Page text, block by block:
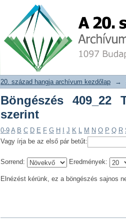
Böngészés 409_22
20. század hangja archívum
20. század hangja archívum kezdőlap →
Böngészés 409_22
szerint
0-9 A B C D E F G H J K L M N O P Q R
Vagy írja be az első pár betűt:
Sorrend: Eredmények:
Elnézést kérünk, ez a böngészés sajnos